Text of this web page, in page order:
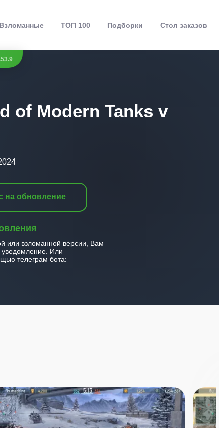
Взломанные ТОП 100 Подборки Стол заказов
of Modern Tanks v
на обновление
или взломанной версии, Вам
уведомление. Или
телеграм бота: